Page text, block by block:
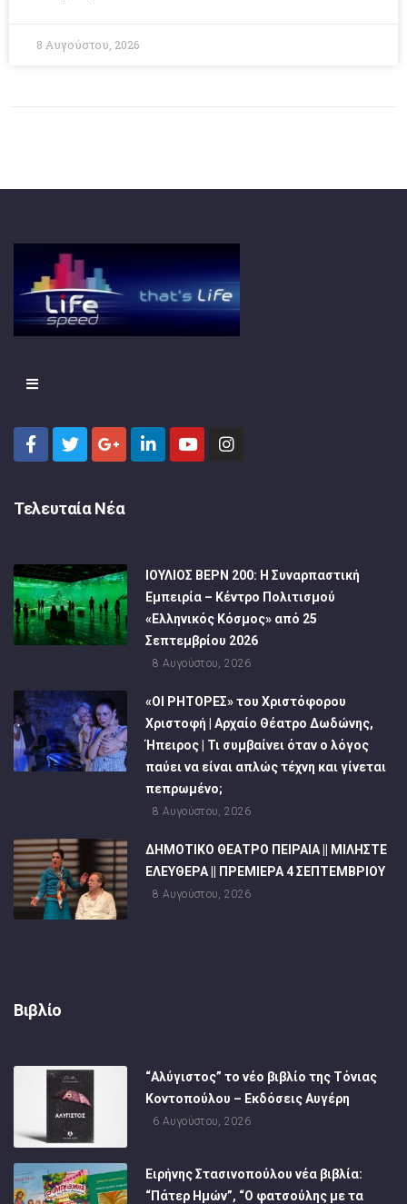
8 Αυγούστου, 2026
Τελευταία Νέα
ΙΟΥΛΙΟΣ ΒΕΡΝ 200: Η Συναρπαστική
Εμπειρία – Κέντρο Πολιτισμού
«Ελληνικός Κόσμος» από 25
Σεπτεμβρίου 2026
8 Αυγούστου, 2026
«ΟΙ ΡΗΤΟΡΕΣ» του Χριστόφορου
Χριστοφή | Αρχαίο Θέατρο Δωδώνης,
Ήπειρος | Τι συμβαίνει όταν ο λόγος
παύει να είναι απλώς τέχνη και γίνεται
πεπρωμένο;
8 Αυγούστου, 2026
ΔΗΜΟΤΙΚΟ ΘΕΑΤΡΟ ΠΕΙΡΑΙΑ || ΜΙΛΗΣΤΕ
ΕΛΕΥΘΕΡΑ || ΠΡΕΜΙΕΡΑ 4 ΣΕΠΤΕΜΒΡΙΟΥ
8 Αυγούστου, 2026
Βιβλίο
“Αλύγιστος” το νέο βιβλίο της Τόνιας
Κοντοπούλου – Εκδόσεις Αυγέρη
6 Αυγούστου, 2026
Ειρήνης Στασινοπούλου νέα βιβλία:
“Πάτερ Ημών”, “Ο φατσούλης με τα